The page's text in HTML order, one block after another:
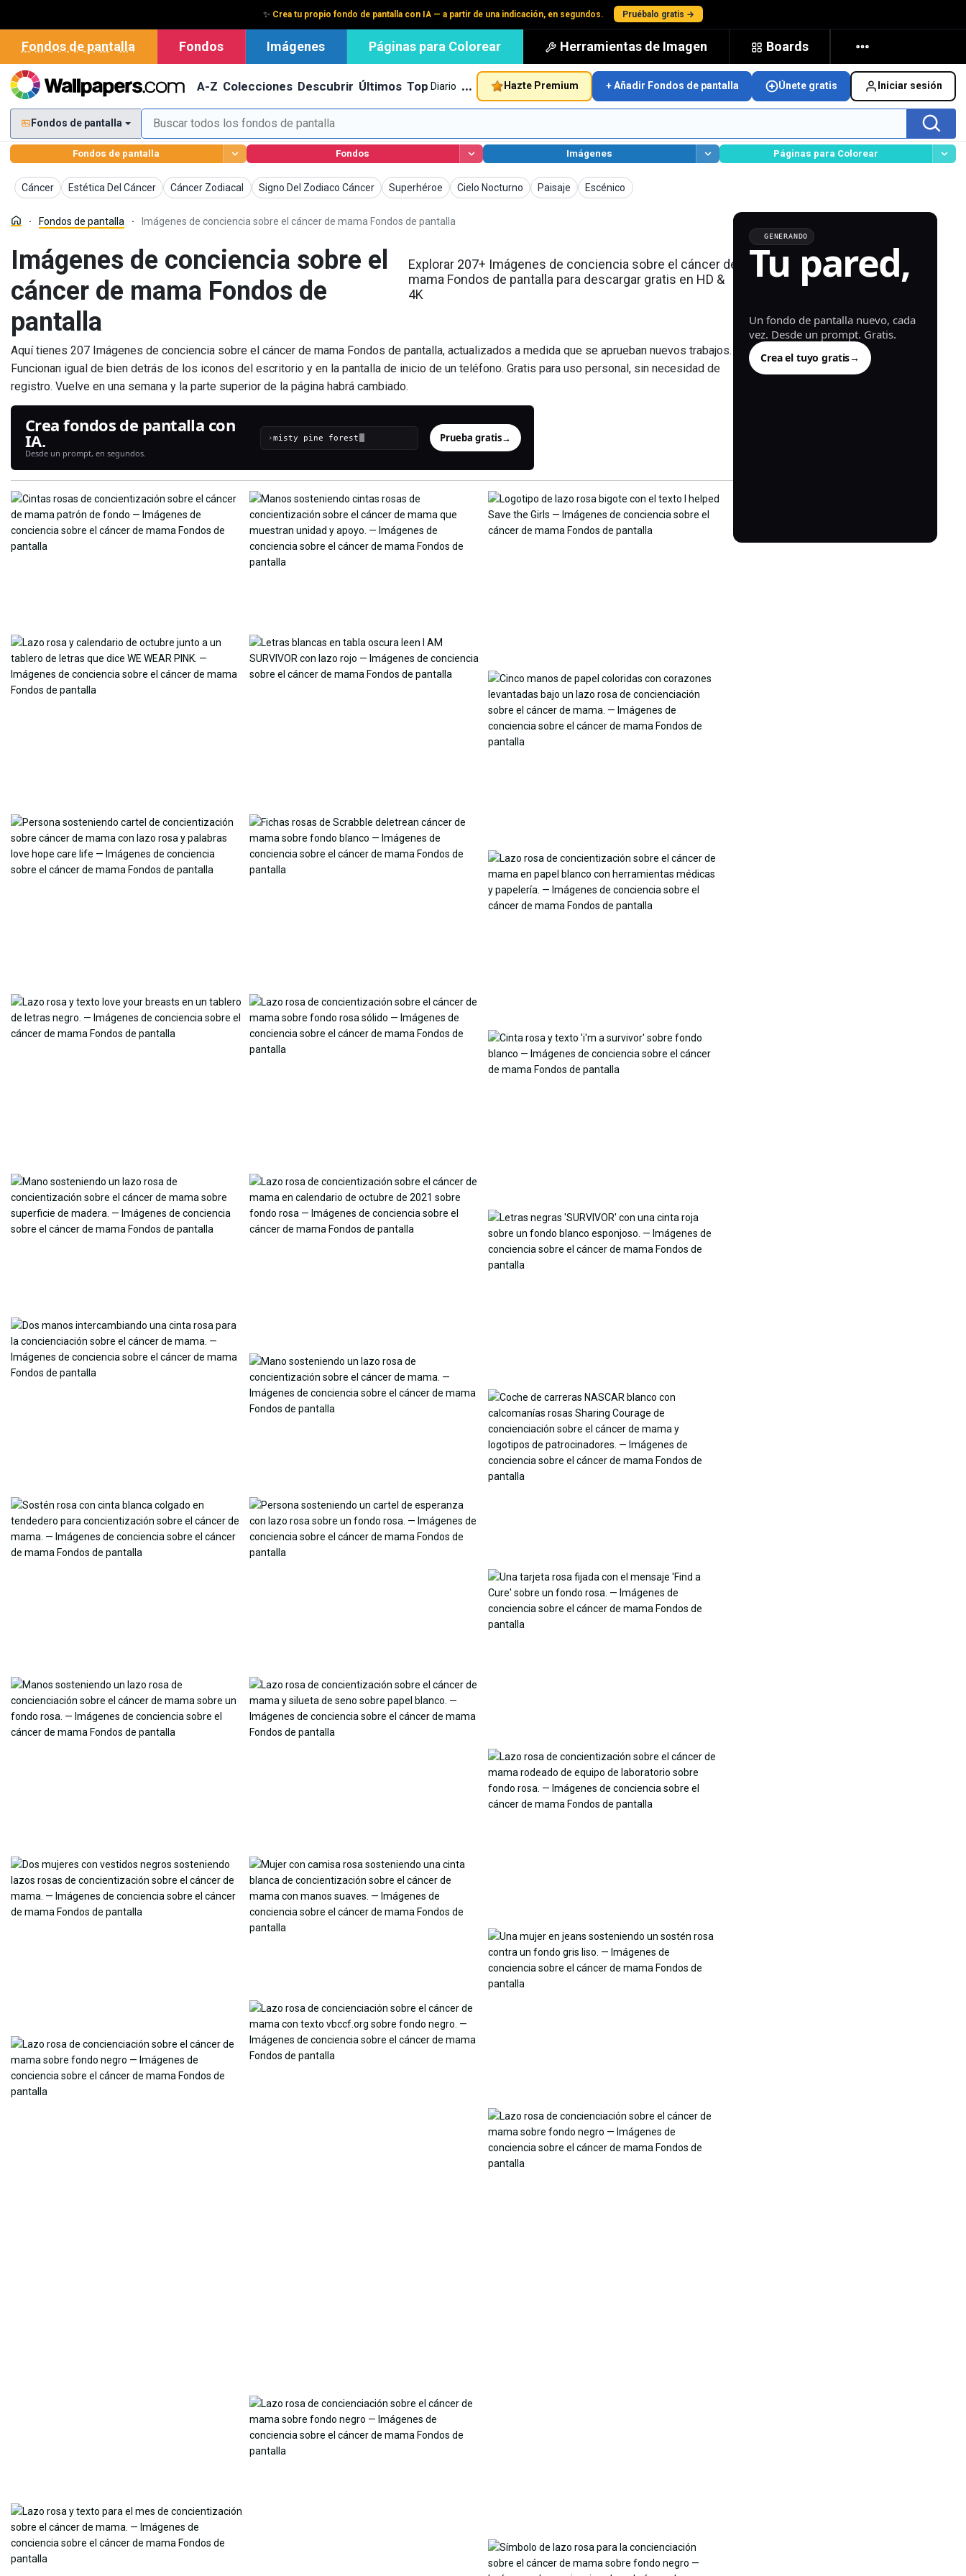
✨ Crea tu propio fondo de pantalla con IA — a partir de una indicación, en segundos. Pruébalo gratis →
Fondos de pantalla Fondos Imágenes Páginas para Colorear Herramientas de Imagen Boards
A-Z Colecciones Descubrir Últimos Top Diario … Hazte Premium + Añadir Fondos de pantalla Únete gratis Iniciar sesión
Fondos de pantalla
Fondos de pantalla Fondos Imágenes Páginas para Colorear
Cáncer
Fondos de pantallaEstética Del Cáncer
Fondos de pantalla Cáncer Zodiacal
Fondos de pantalla Signo Del Zodiaco Cáncer
Fondos de pantalla Superhéroe
Fondos de pantallaCielo Nocturno
Fondos de pantallaPaisaje
Fondos de pantalla
Escénico
Fondos de pantalla
Fondos de pantalla Imágenes de conciencia sobre el cáncer de mama Fondos de pantalla
Imágenes de conciencia sobre el
cáncer de mama Fondos de
pantalla
Explorar 207+ Imágenes de conciencia sobre el cáncer de
mama Fondos de pantalla para descargar gratis en HD &
4K
Aquí tienes 207 Imágenes de conciencia sobre el cáncer de mama Fondos de pantalla, actualizados a medida que se aprueban nuevos trabajos.
Funcionan igual de bien detrás de los iconos del escritorio y en la pantalla de inicio de un teléfono. Gratis para uso personal, sin necesidad de
registro. Vuelve en una semana y la parte superior de la página habrá cambiado.
Crea fondos de pantalla con
IA.
Desde un prompt, en segundos.
› Prueba gratis→
GENERANDO
Tu pared,
generada.
Un fondo de pantalla nuevo, cada
vez. Desde un prompt. Gratis.
Crea el tuyo gratis→